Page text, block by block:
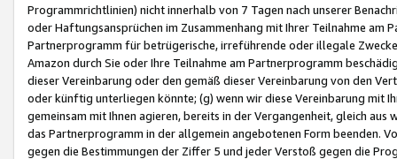
Programmrichtlinien) nicht innerhalb von 7 Tagen nach unserer
oder Haftungsansprüchen im Zusammenhang mit Ihrer Teilnahme am
Partnerprogramm für betrügerische, irreführende oder illegale
Amazon durch Sie oder Ihre Teilnahme am Partnerprogramm
dieser Vereinbarung oder den gemäß dieser Vereinbarung von den
oder künftig unterliegen könnte; (g) wenn wir diese Vereinbarung mit
gemeinsam mit Ihnen agieren, bereits in der Vergangenheit, gleich
das Partnerprogramm in der allgemein angebotenen Form beenden.
gegen die Bestimmungen der Ziffer 5 und jeder Verstoß gegen die